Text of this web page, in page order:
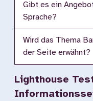
Gibt es ein
Sprache?
Wird das Thema
der Seite erwähnt?
Lighthouse